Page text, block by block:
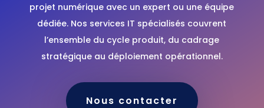
projet numérique avec un expert ou une équipe
dédiée. Nos services IT spécialisés couvrent
l’ensemble du cycle produit, du cadrage
stratégique au déploiement opérationnel.
Nous contacter